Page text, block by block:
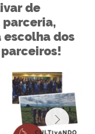
de
parceria,
escolha dos
parceiros!